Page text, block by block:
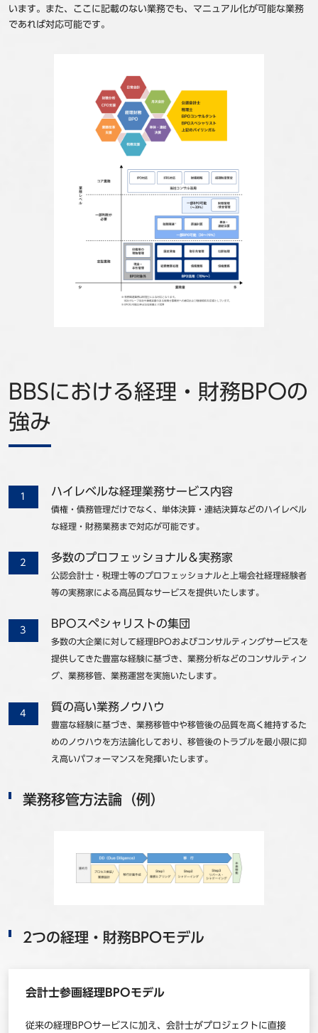
います。また、ここに記載のない業務でも、マニュアル化が可能な業務
であれば対応可能です。
BBSにおける経理・財務BPOの
強み
ハイレベルな経理業務サービス内容
債権・債務管理だけでなく、単体決算・連結決算などのハイレベル
な経理・財務業務まで対応が可能です。
多数のプロフェッショナル＆実務家
公認会計士・税理士等のプロフェッショナルと上場会社経理経験者
等の実務家による高品質なサービスを提供いたします。
BPOスペシャリストの集団
多数の大企業に対して経理BPOおよびコンサルティングサービスを
提供してきた豊富な経験に基づき、業務分析などのコンサルティン
グ、業務移管、業務運営を実施いたします。
質の高い業務ノウハウ
豊富な経験に基づき、業務移管中や移管後の品質を高く維持するた
めのノウハウを方法論化しており、移管後のトラブルを最小限に抑
え高いパフォーマンスを発揮いたします。
業務移管方法論（例）
2つの経理・財務BPOモデル
会計士参画経理BPOモデル
従来の経理BPOサービスに加え、会計士がプロジェクトに直接